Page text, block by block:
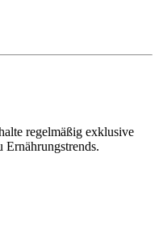
regelmäßig exklusive
Ernährungstrends.